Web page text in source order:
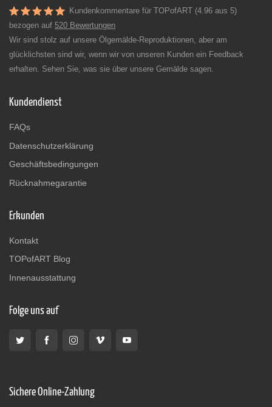
Kundenkommentare für TOPofART (4.96 aus 5)
bezogen auf 520 Bewertungen
Wir sind stolz auf unsere Ölgemälde-Reproduktionen, aber am
glücklichsten sind wir, wenn wir von unseren Kunden ein Feedback
erhalten. Sehen Sie, was sie über unsere Gemälde sagen.
Kundendienst
FAQs
Datenschutzerklärung
Geschäftsbedingungen
Rücknahmegarantie
Erkunden
Kontakt
TOPofART Blog
Innenausstattung
Folge uns auf
Sichere Online-Zahlung